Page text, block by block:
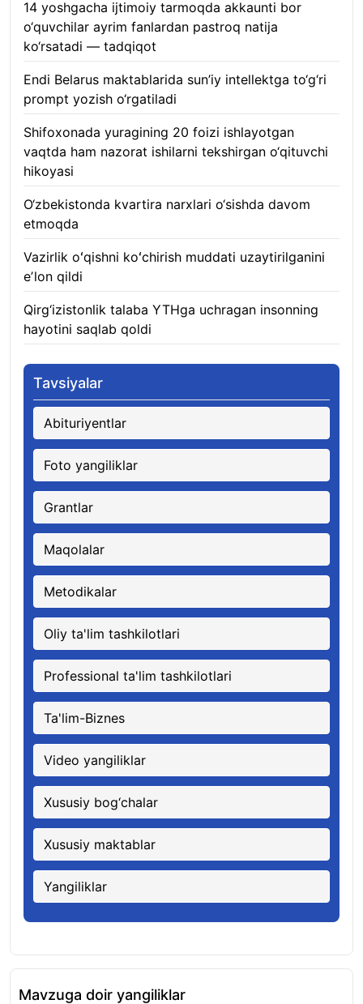
14 yoshgacha ijtimoiy tarmoqda akkaunti bor
o‘quvchilar ayrim fanlardan pastroq natija
ko‘rsatadi — tadqiqot
Endi Belarus maktablarida sun’iy intellektga to‘g‘ri
prompt yozish o‘rgatiladi
Shifoxonada yuragining 20 foizi ishlayotgan
vaqtda ham nazorat ishilarni tekshirgan o‘qituvchi
hikoyasi
O‘zbekistonda kvartira narxlari o‘sishda davom
etmoqda
Vazirlik oʻqishni koʻchirish muddati uzaytirilganini
eʼlon qildi
Qirg‘izistonlik talaba YTHga uchragan insonning
hayotini saqlab qoldi
Tavsiyalar
Abituriyentlar
Foto yangiliklar
Grantlar
Maqolalar
Metodikalar
Oliy ta'lim tashkilotlari
Professional ta'lim tashkilotlari
Ta'lim-Biznes
Video yangiliklar
Xususiy bog‘chalar
Xususiy maktablar
Yangiliklar
Mavzuga doir yangiliklar